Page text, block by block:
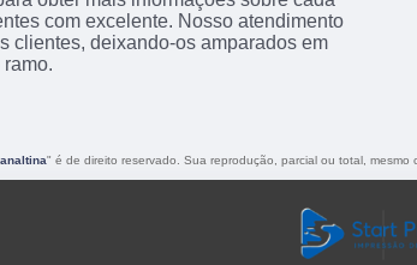
com excelente. Nosso atendimento
clientes, deixando-os amparados em
" é de direito reservado. Sua reprodução, parcial ou total,